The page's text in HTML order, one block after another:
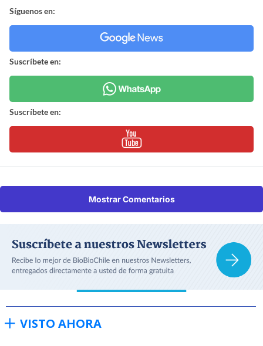
Síguenos en:
Suscríbete en:
Suscríbete en:
Mostrar Comentarios
VISTO AHORA